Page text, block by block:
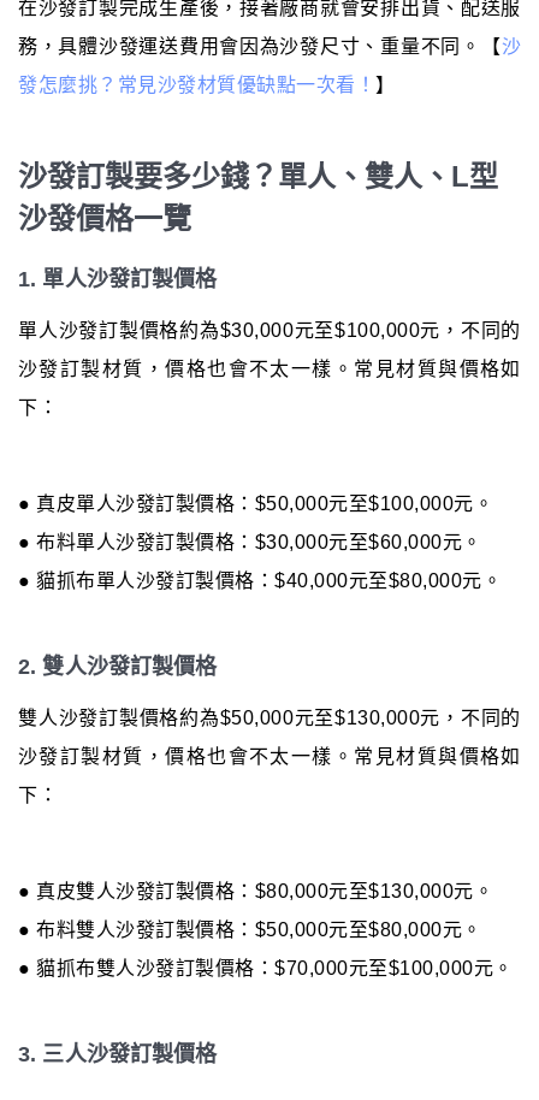
在沙發訂製完成生產後，接著廠商就會安排出貨、配送服
務，具體沙發運送費用會因為沙發尺寸、重量不同。【沙
發怎麼挑？常見沙發材質優缺點一次看！ 】
沙發訂製要多少錢？單人、雙人、L型
沙發價格一覽
1. 單人沙發訂製價格
單人沙發訂製價格約為$30,000元至$100,000元，不同的
沙發訂製材質，價格也會不太一樣。常見材質與價格如
下：
● 真皮單人沙發訂製價格：$50,000元至$100,000元。
● 布料單人沙發訂製價格：$30,000元至$60,000元。
● 貓抓布單人沙發訂製價格：$40,000元至$80,000元。
2. 雙人沙發訂製價格
雙人沙發訂製價格約為$50,000元至$130,000元，不同的
沙發訂製材質，價格也會不太一樣。常見材質與價格如
下：
● 真皮雙人沙發訂製價格：$80,000元至$130,000元。
● 布料雙人沙發訂製價格：$50,000元至$80,000元。
● 貓抓布雙人沙發訂製價格：$70,000元至$100,000元。
3. 三人沙發訂製價格